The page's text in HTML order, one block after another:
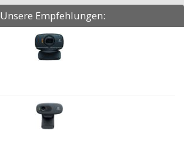
Unsere Empfehlungen: